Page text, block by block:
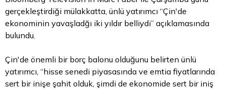
gerçekleştirdiği mülakkatta, ünlü yatırımcı “Çin'de
ekonominin yavaşladğı iki yıldır belliydi” açıklamasında
bulundu.
Çin'de önemli bir borç balonu olduğunu belirten ünlü
yatırımcı, “hisse senedi piyasasında ve emtia fiyatlarında
sert bir inişe şahit olduk, şimdi de ekonomide sert bir iniş